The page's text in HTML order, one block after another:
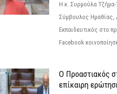
Η κ. Συρμούλα
Σύμβουλος Ημαθίας,
Εκπαιδευτικός στο
Facebook
Ο Προαστιακός
επίκαιρη